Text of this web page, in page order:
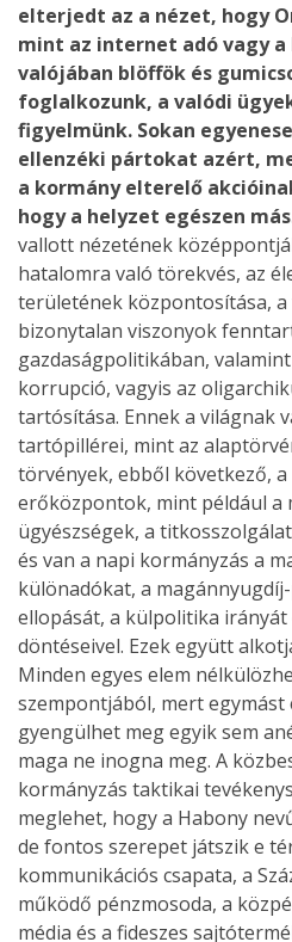
elterjedt az a nézet, hogy
mint az internet adó vagy
valójában blöffök és
foglalkozunk, a valódi
figyelmünk. Sokan
ellenzéki pártokat azért,
a kormány elterelő
hogy a helyzet egészen
vallott nézetének
hatalomra való törekvés, az
területének központosítása, a
bizonytalan viszonyok
gazdaságpolitikában,
korrupció, vagyis az
tartósítása. Ennek a világnak
tartópillérei, mint az
törvények, ebből következő,
erőközpontok, mint például a
ügyészségek, a
és van a napi kormányzás a
különadókat, a
ellopását, a külpolitika
döntéseivel. Ezek együtt
Minden egyes elem
szempontjából, mert egymást
gyengülhet meg egyik sem
maga ne inogna meg. A
kormányzás taktikai
meglehet, hogy a Habony
de fontos szerepet játszik e
kommunikációs csapata, a
működő pénzmosoda, a
média és a fideszes